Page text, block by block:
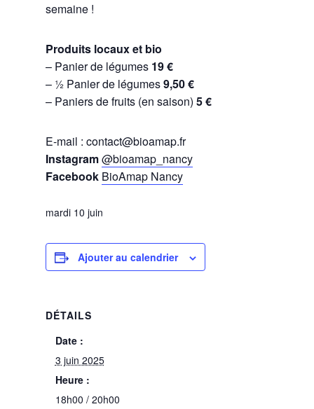
semaine !
Produits locaux et bio
– Panier de légumes 19 €
– ½ Panier de légumes9,50 €
– Paniers de fruits (en saison) 5 €
E-mail : contact@bioamap.fr
Instagram@bioamap_nancy
Facebook BioAmap Nancy
mardi 10 juin
Ajouter au calendrier
DÉTAILS
Date :
3 juin 2025
Heure :
18h00 / 20h00